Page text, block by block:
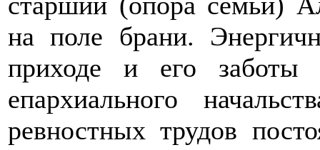
на поле брани.
приходе и его заботы
епархиального
ревностных трудов